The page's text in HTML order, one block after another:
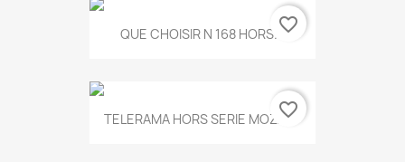
QUE CHOISIR N 168 HORS...favorite_border
TELERAMA HORS SERIE MOZART
favorite_border